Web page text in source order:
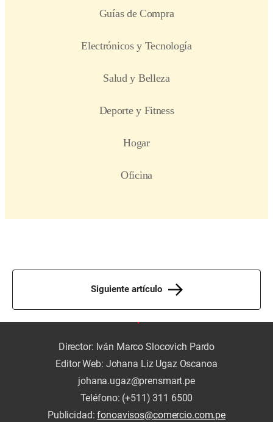
Siguiente artículo
Director: Iván Marco Slocovich Pardo
Editor Web: Johana Liz Ugaz Oscanoa
johana.ugaz@prensmart.pe
Teléfono: (+511) 311 6500
Publicidad:fonoavisos@comercio.com.pe